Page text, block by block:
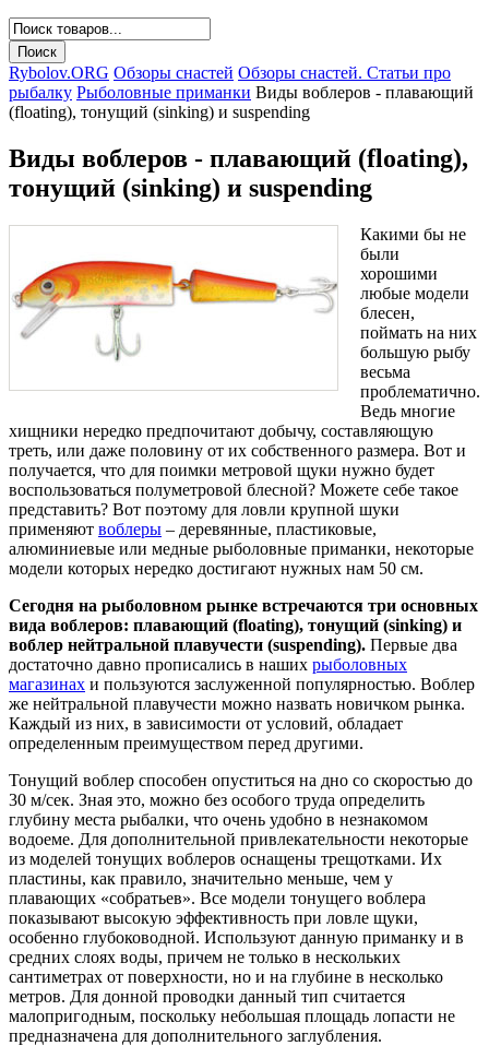
Rybolov.ORG Обзоры снастей Обзоры снастей. Статьи про
рыбалку Рыболовные приманки Виды воблеров - плавающий
(floating), тонущий (sinking) и suspending
Виды воблеров - плавающий (floating),
тонущий (sinking) и suspending
Какими бы не
были
хорошими
любые модели
блесен,
поймать на них
большую рыбу
весьма
проблематично.
Ведь многие
хищники нередко предпочитают добычу, составляющую
треть, или даже половину от их собственного размера. Вот и
получается, что для поимки метровой щуки нужно будет
воспользоваться полуметровой блесной? Можете себе такое
представить? Вот поэтому для ловли крупной шуки
применяют воблеры – деревянные, пластиковые,
алюминиевые или медные рыболовные приманки, некоторые
модели которых нередко достигают нужных нам 50 см.
Сегодня на рыболовном рынке встречаются три основных
вида воблеров: плавающий (floating), тонущий (sinking) и
воблер нейтральной плавучести (suspending). Первые два
достаточно давно прописались в наших рыболовных
магазинах и пользуются заслуженной популярностью. Воблер
же нейтральной плавучести можно назвать новичком рынка.
Каждый из них, в зависимости от условий, обладает
определенным преимуществом перед другими.
Тонущий воблер способен опуститься на дно со скоростью до
30 м/сек. Зная это, можно без особого труда определить
глубину места рыбалки, что очень удобно в незнакомом
водоеме. Для дополнительной привлекательности некоторые
из моделей тонущих воблеров оснащены трещотками. Их
пластины, как правило, значительно меньше, чем у
плавающих «собратьев». Все модели тонущего воблера
показывают высокую эффективность при ловле щуки,
особенно глубоководной. Используют данную приманку и в
средних слоях воды, причем не только в нескольких
сантиметрах от поверхности, но и на глубине в несколько
метров. Для донной проводки данный тип считается
малопригодным, поскольку небольшая площадь лопасти не
предназначена для дополнительного заглубления.